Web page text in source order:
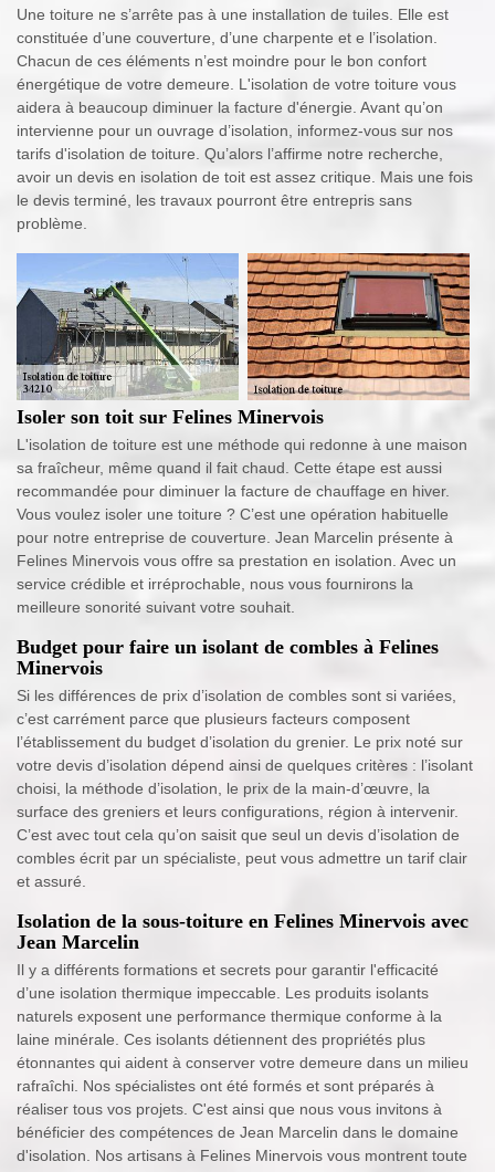
Une toiture ne s’arrête pas à une installation de tuiles. Elle est
constituée d’une couverture, d’une charpente et e l’isolation.
Chacun de ces éléments n’est moindre pour le bon confort
énergétique de votre demeure. L'isolation de votre toiture vous
aidera à beaucoup diminuer la facture d'énergie. Avant qu’on
intervienne pour un ouvrage d’isolation, informez-vous sur nos
tarifs d'isolation de toiture. Qu’alors l’affirme notre recherche,
avoir un devis en isolation de toit est assez critique. Mais une fois
le devis terminé, les travaux pourront être entrepris sans
problème.
Isoler son toit sur Felines Minervois
L'isolation de toiture est une méthode qui redonne à une maison
sa fraîcheur, même quand il fait chaud. Cette étape est aussi
recommandée pour diminuer la facture de chauffage en hiver.
Vous voulez isoler une toiture ? C’est une opération habituelle
pour notre entreprise de couverture. Jean Marcelin présente à
Felines Minervois vous offre sa prestation en isolation. Avec un
service crédible et irréprochable, nous vous fournirons la
meilleure sonorité suivant votre souhait.
Budget pour faire un isolant de combles à Felines
Minervois
Si les différences de prix d’isolation de combles sont si variées,
c’est carrément parce que plusieurs facteurs composent
l’établissement du budget d’isolation du grenier. Le prix noté sur
votre devis d’isolation dépend ainsi de quelques critères : l’isolant
choisi, la méthode d’isolation, le prix de la main-d’œuvre, la
surface des greniers et leurs configurations, région à intervenir.
C’est avec tout cela qu’on saisit que seul un devis d’isolation de
combles écrit par un spécialiste, peut vous admettre un tarif clair
et assuré.
Isolation de la sous-toiture en Felines Minervois avec
Jean Marcelin
Il y a différents formations et secrets pour garantir l'efficacité
d’une isolation thermique impeccable. Les produits isolants
naturels exposent une performance thermique conforme à la
laine minérale. Ces isolants détiennent des propriétés plus
étonnantes qui aident à conserver votre demeure dans un milieu
rafraîchi. Nos spécialistes ont été formés et sont préparés à
réaliser tous vos projets. C'est ainsi que nous vous invitons à
bénéficier des compétences de Jean Marcelin dans le domaine
d'isolation. Nos artisans à Felines Minervois vous montrent toute